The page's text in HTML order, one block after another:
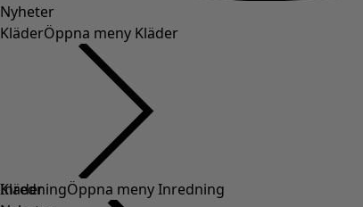
Nyheter
KläderÖppna meny Kläder
Kläder
InredningÖppna meny Inredning